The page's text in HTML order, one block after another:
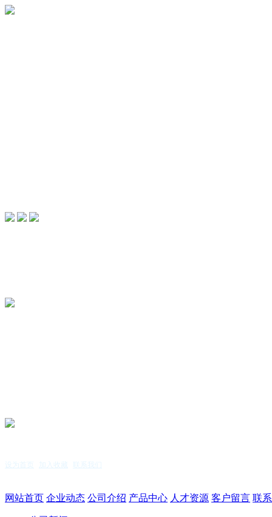
设为首页 加入收藏
服务热线：15255144771
网站首页 企业动态 公司介绍 产品中心 人才资源 客户留言 联